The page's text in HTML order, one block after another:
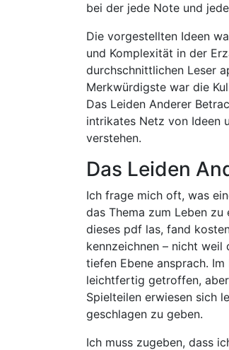
bei der jede Note und
Die vorgestellten Ideen
und Komplexität in der
durchschnittlichen Leser
Merkwürdigste war die
Das Leiden Anderer
intrikates Netz von Ideen
verstehen.
Das Leiden
Ich frage mich oft, was
das Thema zum Leben
dieses pdf las, fand
kennzeichnen – nicht
tiefen Ebene ansprach.
leichtfertig getroffen,
Spielteilen erwiesen sich
geschlagen zu geben.
Ich muss zugeben, dass